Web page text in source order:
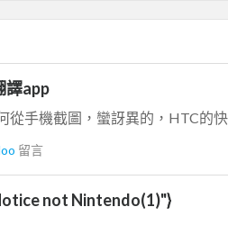
譯app
留言
not Nintendo(1)"}